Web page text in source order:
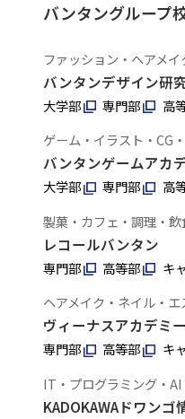
バンタングループ
ファッション・ヘアメ
バンタンデザイン研
大学部 専門部 高
ゲーム・イラスト・CG
バンタンゲームアカ
大学部 専門部 高
製菓・カフェ・調理・
レコールバンタン
専門部 高等部
キ
ヘアメイク・ネイル・
ヴィーナスアカデミー
専門部 高等部
キ
IT・プログラミング・
KADOKAWAドワンゴ